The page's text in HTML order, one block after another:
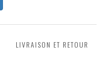
LIVRAISON ET RETOUR